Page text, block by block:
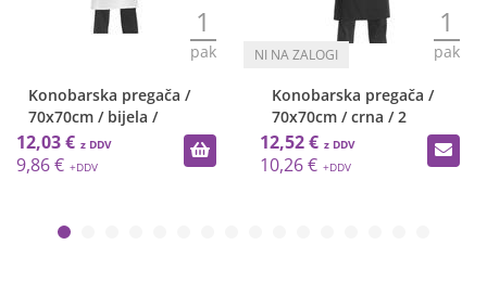
1
pak
Konobarska pregača /
70x70cm / bijela /
12,03 €
9,86 €
1
pak
Konobarska pregača /
70x70cm / crna / 2
12,52 €
10,26 €